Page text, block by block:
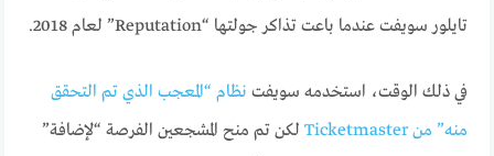
تايلور سويفت عندما باعت تذاكر جولتها “Reputation” لعام 2018.
في ذلك الوقت، استخدمه سويفت نظام “المعجب الذي تم التحقق
منه” من Ticketmaster
لكن تم منح المشجعين الفرصة “لإضافة”